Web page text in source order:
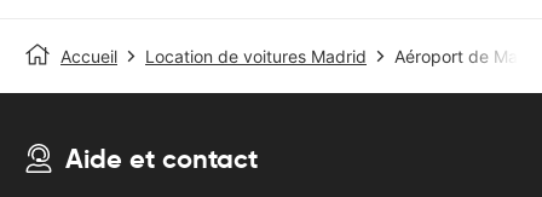
Accueil Location de voitures Madrid Aéroport de
Aide et contact